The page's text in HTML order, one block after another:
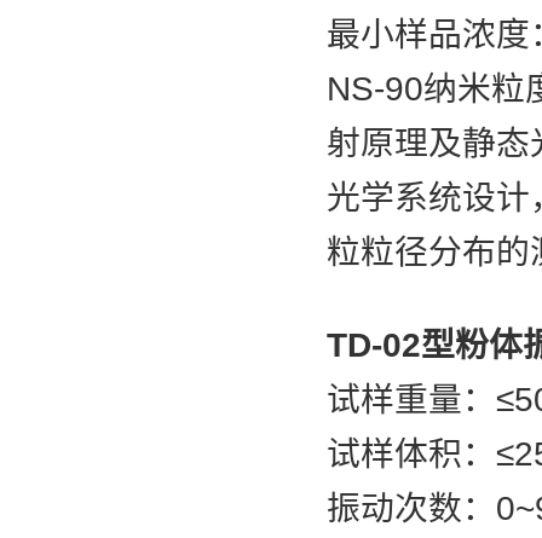
最小样品浓度
NS-90纳米粒
射原理及静
光学系统设
粒粒径分布的
TD-02型粉体
试样重量：
试样体积：
振动次数：